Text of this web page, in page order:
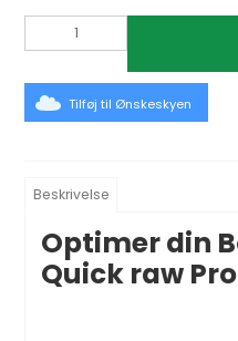
Tilføj til Ønskeskyen
Beskrivelse
Optimer din
Quick raw